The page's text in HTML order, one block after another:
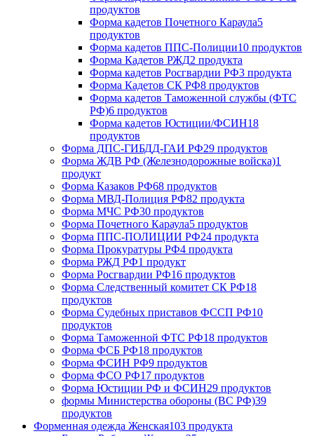
продуктов
Форма кадетов Почетного Караула5
продуктов
Форма кадетов ППС-Полиции10 продуктов
Форма Кадетов РЖД2 продукта
Форма кадетов Росгвардии РФ3 продукта
Форма Кадетов СК РФ8 продуктов
Форма кадетов Таможенной службы (ФТС
РФ)6 продуктов
Форма кадетов Юстиции/ФСИН18
продуктов
Форма ДПС-ГИБДД-ГАИ РФ29 продуктов
Форма ЖДВ РФ (Железнодорожные войска)1
продукт
Форма Казаков РФ68 продуктов
Форма МВД-Полиция РФ82 продукта
Форма МЧС РФ30 продуктов
Форма Почетного Караула5 продуктов
Форма ППС-ПОЛИЦИИ РФ24 продукта
Форма Прокуратуры РФ4 продукта
Форма РЖД РФ1 продукт
Форма Росгвардии РФ16 продуктов
Форма Следственный комитет СК РФ18
продуктов
Форма Судебных приставов ФССП РФ10
продуктов
Форма Таможенной ФТС РФ18 продуктов
Форма ФСБ РФ18 продуктов
Форма ФСИН РФ9 продуктов
Форма ФСО РФ17 продуктов
Форма Юстиции РФ и ФСИН29 продуктов
формы Министерства обороны (ВС РФ)39
продуктов
Форменная одежда Женская103 продукта